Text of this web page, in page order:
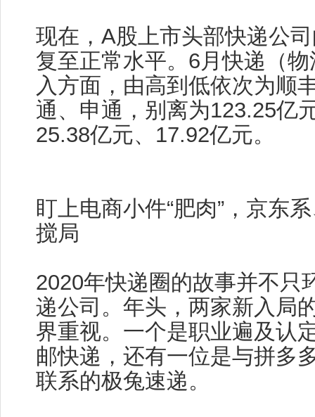
现在，A股上市头部快递公
复至正常水平。6月快递（
入方面，由高到低依次为顺
通、申通，别离为123.25亿
25.38亿元、17.92亿元。
盯上电商小件“肥肉”，京东
搅局
2020年快递圈的故事并不只
递公司。年头，两家新入局
界重视。一个是职业遍及认
邮快递，还有一位是与拼多
联系的极兔速递。